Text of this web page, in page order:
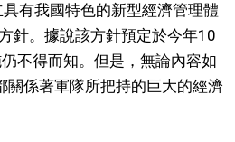
有我國特色的新型經濟管理體
針。據說該方針預定於今年10
不得而知。但是，無論內容如
關係著軍隊所把持的巨大的經濟